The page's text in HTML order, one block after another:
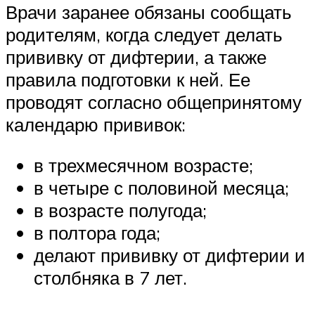
Врачи заранее обязаны сообщать
родителям, когда следует делать
прививку от дифтерии, а также
правила подготовки к ней. Ее
проводят согласно общепринятому
календарю прививок:
в трехмесячном возрасте;
в четыре с половиной месяца;
в возрасте полугода;
в полтора года;
делают прививку от дифтерии и
столбняка в 7 лет.